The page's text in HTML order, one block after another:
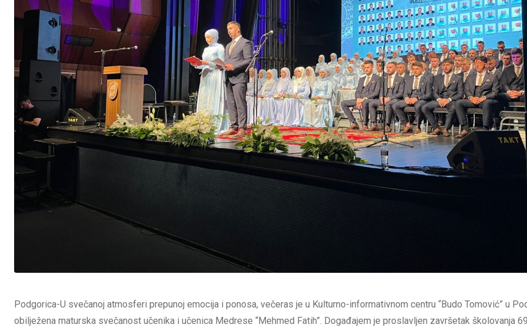
Podgorica-U svečanoj atmosferi prepunoj emocija i ponosa, večeras je u Kulturno-informativnom centru “Budo Tomović” u
obilježena maturska svečanost učenika i učenica Medrese “Mehmed Fatih”. Događajem je proslavljen završetak školovanja